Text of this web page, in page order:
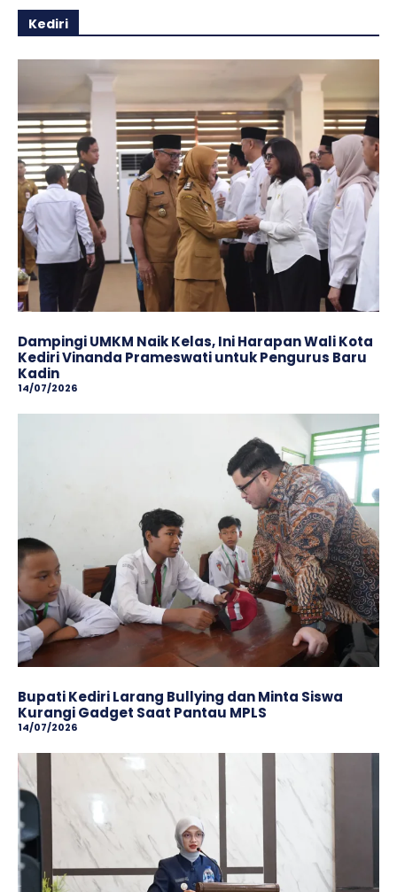
Kediri
Dampingi UMKM Naik Kelas, Ini Harapan Wali Kota
Kediri Vinanda Prameswati untuk Pengurus Baru
Kadin
14/07/2026
Bupati Kediri Larang Bullying dan Minta Siswa
Kurangi Gadget Saat Pantau MPLS
14/07/2026